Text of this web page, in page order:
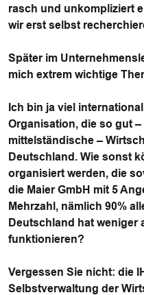
rasch und unkompliziert
wir erst selbst
Später im
mich extrem wichtige
Ich bin ja viel
Organisation, die so gut
mittelständische –
Deutschland. Wie sonst
organisiert werden, die
die Maier GmbH mit 5
Mehrzahl, nämlich 90%
Deutschland hat weniger
funktionieren?
Vergessen Sie nicht: die
Selbstverwaltung der